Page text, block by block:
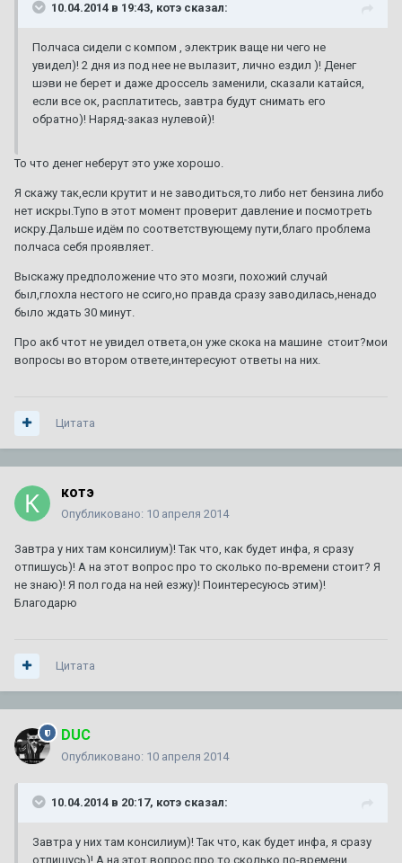
10.04.2014 в 19:43, котэ сказал:
Полчаса сидели с компом , электрик ваще ни чего не
увидел)! 2 дня из под нее не вылазит, лично ездил )! Денег
шэви не берет и даже дроссель заменили, сказали катайся,
если все ок, расплатитесь, завтра будут снимать его
обратно)! Наряд-заказ нулевой)!
То что денег неберут это уже хорошо.
Я скажу так,если крутит и не заводиться,то либо нет бензина либо
нет искры.Тупо в этот момент проверит давление и посмотреть
искру.Дальше идём по соответствующему пути,благо проблема
полчаса себя проявляет.
Выскажу предположение что это мозги, похожий случай
был,глохла нестого не ссиго,но правда сразу заводилась,ненадо
было ждать 30 минут.
Про акб чтот не увидел ответа,он уже скока на машине стоит?мои
вопросы во втором ответе,интересуют ответы на них.
Цитата
котэ
Опубликовано: 10 апреля 2014
Завтра у них там консилиум)! Так что, как будет инфа, я сразу
отпишусь)! А на этот вопрос про то сколько по-времени стоит? Я
не знаю)! Я пол года на ней езжу)! Поинтересуюсь этим)!
Благодарю
Цитата
DUC
Опубликовано: 10 апреля 2014
10.04.2014 в 20:17, котэ сказал:
Завтра у них там консилиум)! Так что, как будет инфа, я сразу
отпишусь)! А на этот вопрос про то сколько по-времени